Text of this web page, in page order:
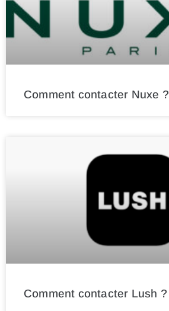
Comment contacter Nuxe ?
Comment contacter Lush ?